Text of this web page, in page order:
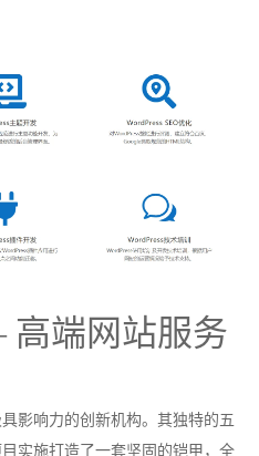
端网站服务
影响力的创新机构。其独特的五
实施打造了一套坚固的铠甲，全